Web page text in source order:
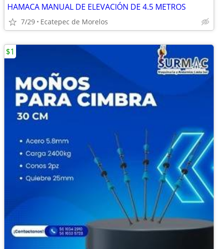
HAMACA MANUAL DE ELEVACIÓN DE 4.5 METROS
7/29 Ecatepec de Morelos
$1